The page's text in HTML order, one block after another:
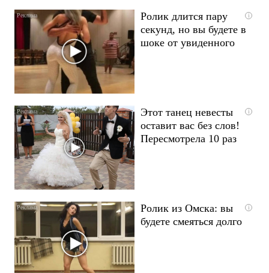
i
Ролик длится пару
секунд, но вы будете в
шоке от увиденного
i
Этот танец невесты
оставит вас без слов!
Пересмотрела 10 раз
i
Ролик из Омска: вы
будете смеяться долго